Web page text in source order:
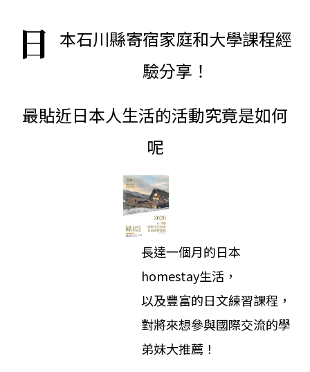
日 本石川縣寄宿家庭和大學課程經
驗分享！
最貼近日本人生活的活動究竟是如何
呢
長達一個月的日本
homestay生活，
以及豐富的日文練習課程，
對將來想參與國際交流的學
弟妹大推薦！